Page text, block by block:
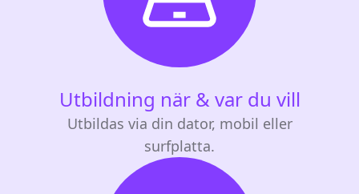
Utbildning när & var du vill
Utbildas via din dator, mobil eller
surfplatta.